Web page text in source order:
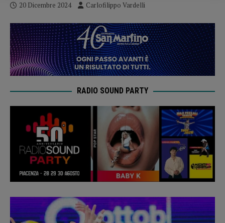
20 Dicembre 2024 Carlofilippo Vardelli
RADIO SOUND PARTY